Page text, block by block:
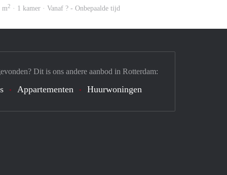
m2 · 1 kamer · Vanaf ? - Onbepaalde tijd
Dit is ons andere aanbod in Rotterdam:
Appartementen Huurwoningen